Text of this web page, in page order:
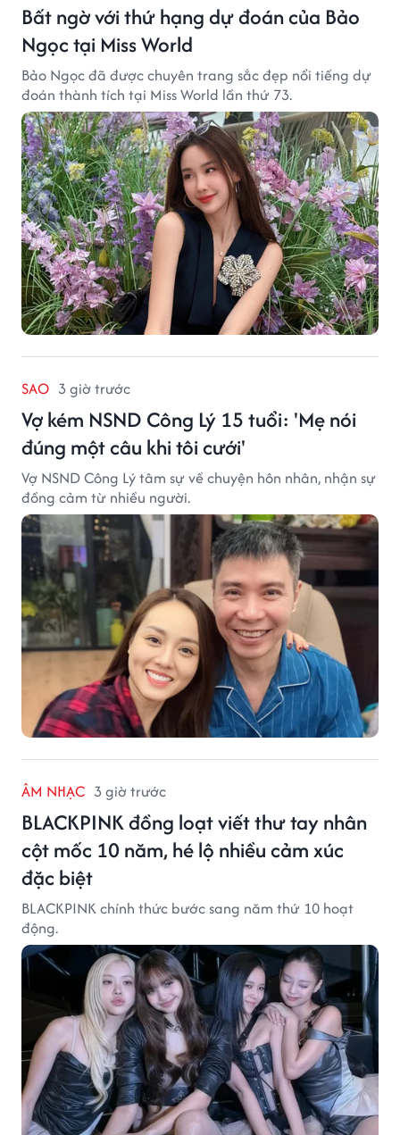
Bất ngờ với thứ hạng dự đoán của Bảo
Ngọc tại Miss World
Bảo Ngọc đã được chuyên trang sắc đẹp nổi tiếng dự
đoán thành tích tại Miss World lần thứ 73.
SAO 3 giờ trước
Vợ kém NSND Công Lý 15 tuổi: 'Mẹ nói
đúng một câu khi tôi cưới'
Vợ NSND Công Lý tâm sự về chuyện hôn nhân, nhận sự
đồng cảm từ nhiều người.
ÂM NHẠC 3 giờ trước
BLACKPINK đồng loạt viết thư tay nhân
cột mốc 10 năm, hé lộ nhiều cảm xúc
đặc biệt
BLACKPINK chính thức bước sang năm thứ 10 hoạt
động.